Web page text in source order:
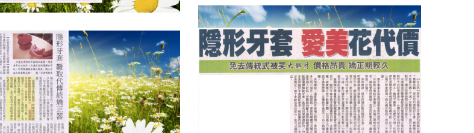
副刊 〉滿口亂牙 恐罹牙周病
聯合報：乳牙錯位嚴重 有礙顎骨發育
報：隱形牙套較舒適美觀 矯正期
長費用高